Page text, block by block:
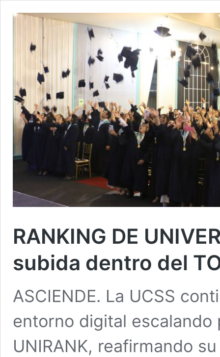
RANKING DE
subida dentro del
ASCIENDE. La UCSS
entorno digital escalando
UNIRANK, reafirmando